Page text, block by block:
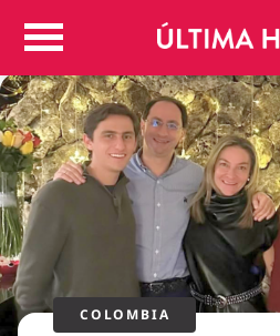
Colombia
Judicial
Politica
Deportes
Positivas
Vida
Mundo
COLOMBIA